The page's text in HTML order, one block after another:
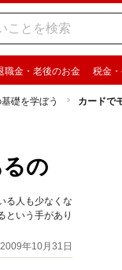
職金・老後のお金 税金
礎を学ぼう カードで
の
る人も少なくな
という手があり
年10月31日